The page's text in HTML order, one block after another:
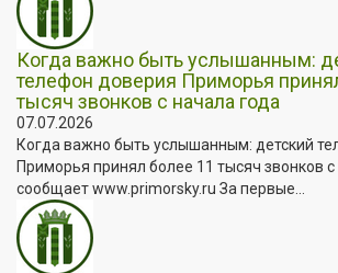
Когда важно быть услышанным:
телефон доверия Приморья
тысяч звонков с начала года
07.07.2026
Когда важно быть услышанным: детский
Приморья принял более 11 тысяч звонков с
сообщает www.primorsky.ru За первые...